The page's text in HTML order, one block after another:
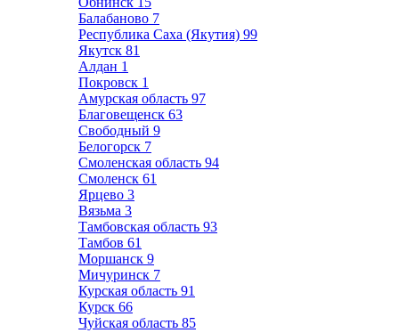
Балабаново 7
Республика Саха (Якутия) 99
Якутск 81
Алдан 1
Покровск 1
Амурская область 97
Благовещенск 63
Свободный 9
Белогорск 7
Смоленская область 94
Смоленск 61
Ярцево 3
Вязьма 3
Тамбовская область 93
Тамбов 61
Моршанск 9
Мичуринск 7
Курская область 91
Курск 66
Чуйская область 85